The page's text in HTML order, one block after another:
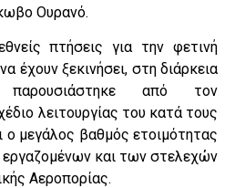
Ουρανό.
πτήσεις για την φετινή
έχουν ξεκινήσει, στη διάρκεια
από τον
λειτουργίας του κατά τους
ο μεγάλος βαθμός ετοιμότητας
και των στελεχών
Αεροπορίας.